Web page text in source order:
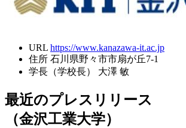
URL https://www.kanazawa-it.ac.jp
住所 石川県野々市市扇が丘7-1
学長（学校長）
大澤 敏
最近のプレスリリース
（金沢工業大学）